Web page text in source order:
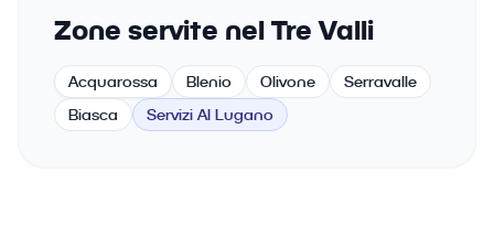
Zone servite nel Tre Valli
Acquarossa Blenio Olivone
Serravalle
Biasca
Servizi AI Lugano